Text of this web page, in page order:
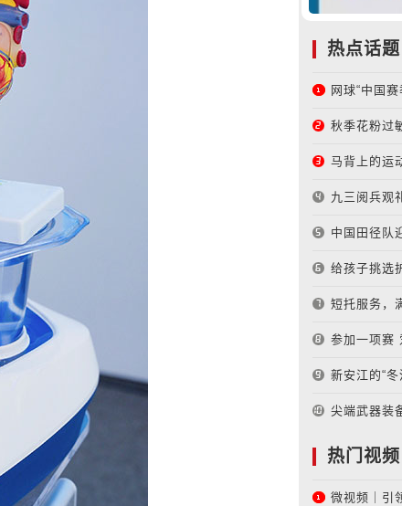
热点话题
网球“中国
秋季花粉过
马背上的运
九三阅兵观
中国田径队
给孩子挑选
短托服务，
参加一项赛
新安江的“冬
尖端武器装
热门视频
微视频｜引